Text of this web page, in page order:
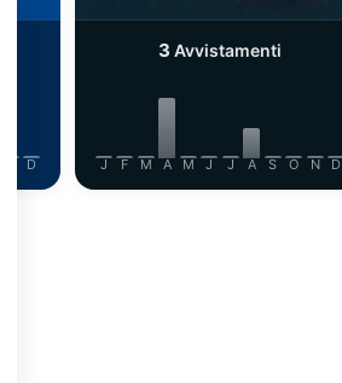
D
3 Avvistamenti
J F M A M J J A S O N D